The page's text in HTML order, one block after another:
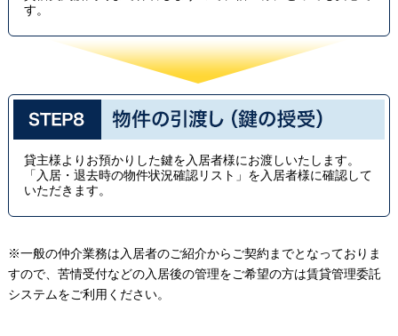
す。
貸主様よりお預かりした鍵を入居者様にお渡しいたします。
「入居・退去時の物件状況確認リスト」を入居者様に確認して
いただきます。
※一般の仲介業務は入居者のご紹介からご契約までとなっておりま
すので、苦情受付などの入居後の管理をご希望の方は賃貸管理委託
システムをご利用ください。